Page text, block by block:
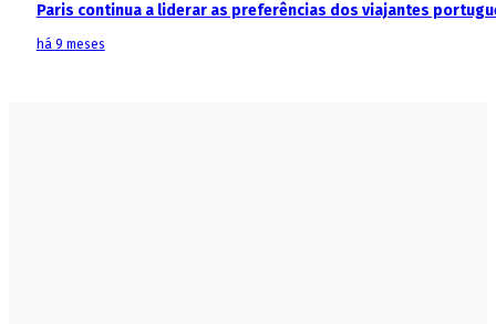
Paris continua a liderar as preferências dos viajantes
há 9 meses